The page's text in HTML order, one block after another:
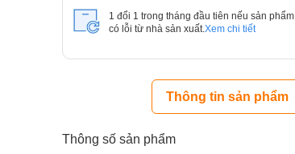
1 đổi 1 trong tháng đầu tiên nếu sản phẩm
có lỗi từ nhà sản xuất. Xem chi tiết
Thông tin sản phẩm
Thông số sản phẩm